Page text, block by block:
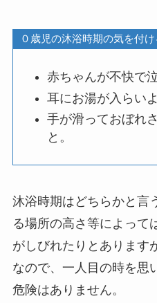
０歳児の沐浴時期の気を付
赤ちゃんが不快で泣
耳にお湯が入らい
手が滑っておぼれ
と。
沐浴時期はどちらかと言
る場所の高さ等によって
がしびれたりとあります
なので、一人目の時を思
危険はありません。